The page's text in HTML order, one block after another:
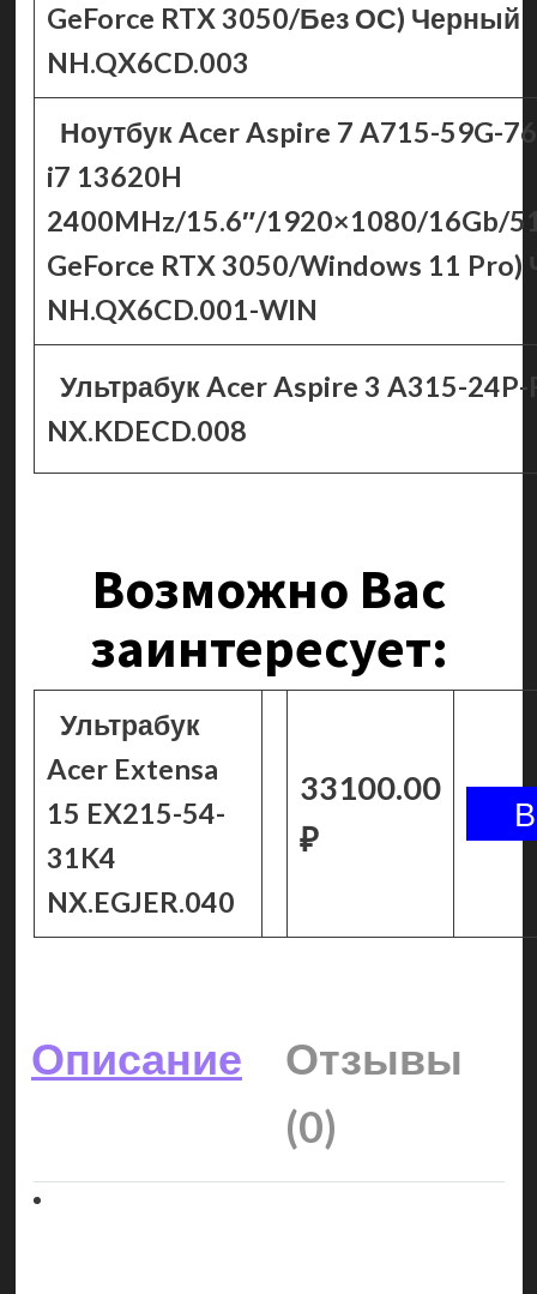
GeForce RTX 3050/Без ОС) Черный
NH.QX6CD.003
Ноутбук Acer Aspire 7 A715-59G-
i7 13620H
2400MHz/15.6″/1920×1080/16Gb/
GeForce RTX 3050/Windows 11
NH.QX6CD.001-WIN
Ультрабук Acer Aspire 3 A315-24P-
NX.KDECD.008
Возможно Вас
заинтересует:
Ультрабук
Acer Extensa
15 EX215-54-
31K4
NX.EGJER.040
33100.00
₽
Описание
Отзывы
(0)